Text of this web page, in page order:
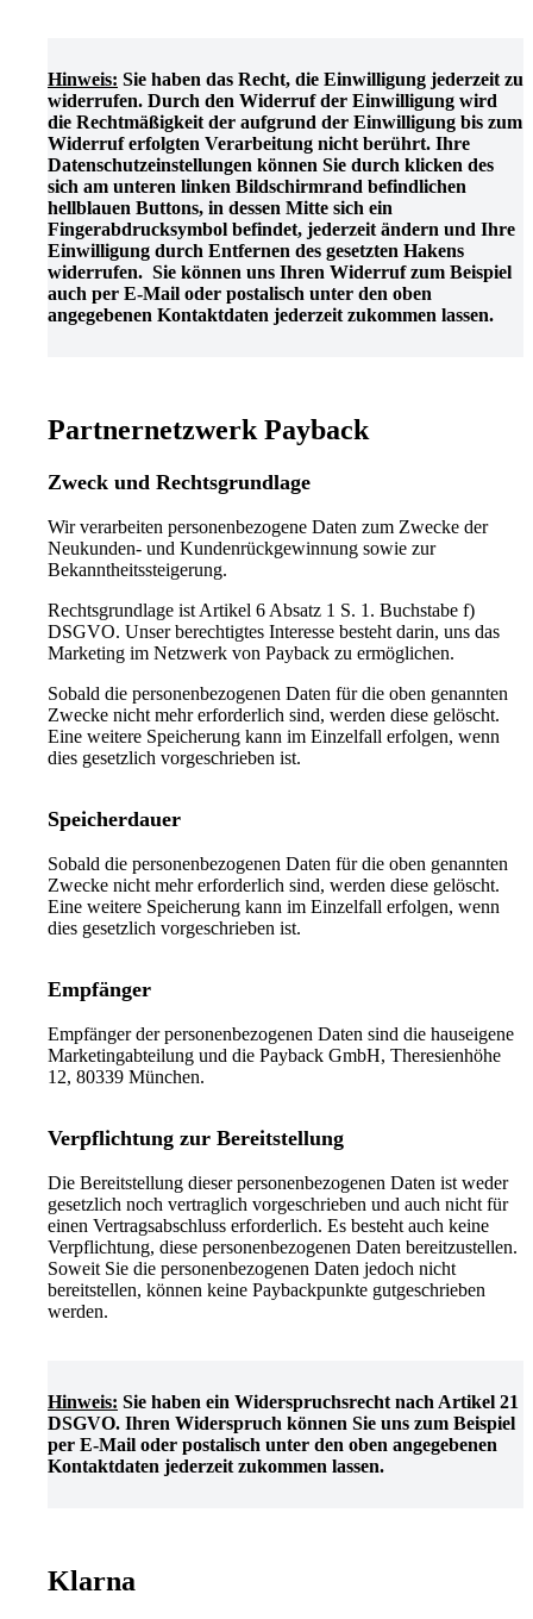
Hinweis: Sie haben das Recht, die Einwilligung jederzeit zu
widerrufen. Durch den Widerruf der Einwilligung wird
die Rechtmäßigkeit der aufgrund der Einwilligung bis zum
Widerruf erfolgten Verarbeitung nicht berührt. Ihre
Datenschutzeinstellungen können Sie durch klicken des
sich am unteren linken Bildschirmrand befindlichen
hellblauen Buttons, in dessen Mitte sich ein
Fingerabdrucksymbol befindet, jederzeit ändern und Ihre
Einwilligung durch Entfernen des gesetzten Hakens
widerrufen. Sie können uns Ihren Widerruf zum Beispiel
auch per E-Mail oder postalisch unter den oben
angegebenen Kontaktdaten jederzeit zukommen lassen.
Partnernetzwerk Payback
Zweck und Rechtsgrundlage
Wir verarbeiten personenbezogene Daten zum Zwecke der
Neukunden- und Kundenrückgewinnung sowie zur
Bekanntheitssteigerung.
Rechtsgrundlage ist Artikel 6 Absatz 1 S. 1. Buchstabe f)
DSGVO. Unser berechtigtes Interesse besteht darin, uns das
Marketing im Netzwerk von Payback zu ermöglichen.
Sobald die personenbezogenen Daten für die oben genannten
Zwecke nicht mehr erforderlich sind, werden diese gelöscht.
Eine weitere Speicherung kann im Einzelfall erfolgen, wenn
dies gesetzlich vorgeschrieben ist.
Speicherdauer
Sobald die personenbezogenen Daten für die oben genannten
Zwecke nicht mehr erforderlich sind, werden diese gelöscht.
Eine weitere Speicherung kann im Einzelfall erfolgen, wenn
dies gesetzlich vorgeschrieben ist.
Empfänger
Empfänger der personenbezogenen Daten sind die hauseigene
Marketingabteilung und die Payback GmbH, Theresienhöhe
12, 80339 München.
Verpflichtung zur Bereitstellung
Die Bereitstellung dieser personenbezogenen Daten ist weder
gesetzlich noch vertraglich vorgeschrieben und auch nicht für
einen Vertragsabschluss erforderlich. Es besteht auch keine
Verpflichtung, diese personenbezogenen Daten bereitzustellen.
Soweit Sie die personenbezogenen Daten jedoch nicht
bereitstellen, können keine Paybackpunkte gutgeschrieben
werden.
Hinweis: Sie haben ein Widerspruchsrecht nach Artikel 21
DSGVO. Ihren Widerspruch können Sie uns zum Beispiel
per E-Mail oder postalisch unter den oben angegebenen
Kontaktdaten jederzeit zukommen lassen.
Klarna